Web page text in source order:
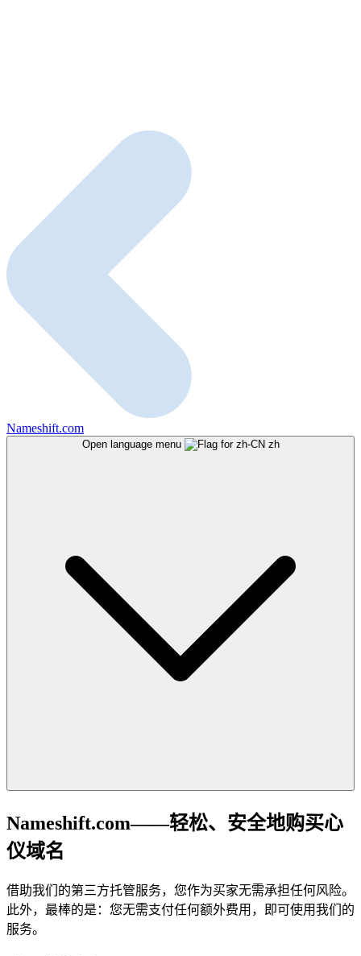
Nameshift.com
Open language menu zh
Nameshift.com——轻松、安全地购买心
仪域名
借助我们的第三方托管服务，您作为买家无需承担任何风险。
此外，最棒的是：您无需支付任何额外费用，即可使用我们的
服务。